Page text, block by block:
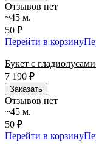
Отзывов нет
~45 м.
50 ₽
Перейти в корзину
Букет с
7 190 ₽
Заказать
Отзывов нет
~45 м.
50 ₽
Перейти в корзину